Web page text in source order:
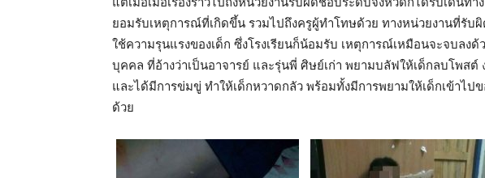
ยอมรับเหตุการณ์ที่เกิดขึ้น รวมไปถึงครูผู้ทำโทษด้วย ทางหน่วยงานที่รับ
ใช้ความรุนแรงของเด็ก ซึ่งโรงเรียนก็น้อมรับ เหตุการณ์เหมือนจะจบลง
บุคคล ที่อ้างว่าเป็นอาจารย์ และรุ่นพี่ ศิษย์เก่า พยามบลัฟให้เด็กลบโพส
และได้มีการข่มขู่ ทำให้เด็กหวาดกลัว พร้อมทั้งมีการพยามให้เด็กเข้าไป
ด้วย